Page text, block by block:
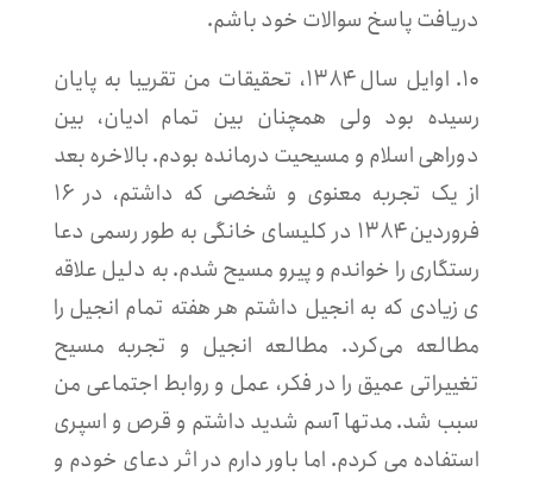
دریافت پاسخ سوالات خود باشم.
۱۰. اوایل سال ۱۳۸۴،‌ تحقیقات من تقریبا به پایان
رسیده بود ولی همچنان بین تمام ادیان، بین
دوراهی اسلام و مسیحیت درمانده بودم. بالاخره بعد
از یک تجربه معنوی و شخصی که داشتم، در ۱۶
فروردین ۱۳۸۴ در کلیسای خانگی به طور رسمی دعا
رستگاری را خواندم و پیرو مسیح شدم. به دلیل علاقه
ی زیادی که به انجیل داشتم هر هفته تمام انجیل را
مطالعه می‌کرد. مطالعه انجیل و تجربه مسیح
تغییراتی عمیق را در فکر، عمل و روابط اجتماعی من
سبب شد. مدتها آسم شدید داشتم و قرص و اسپری
استفاده می کردم. اما باور دارم در اثر دعای خودم و